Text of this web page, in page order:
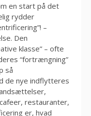
en start på det
rydder
–
Den
klasse” – ofte
“fortrængning”
så
de nye indflytteres
restauranter,
er, hvad